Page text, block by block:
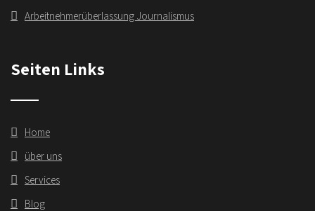
Arbeitnehmerüberlassung Journalismus
Seiten Links
Home
über uns
Services
Blog